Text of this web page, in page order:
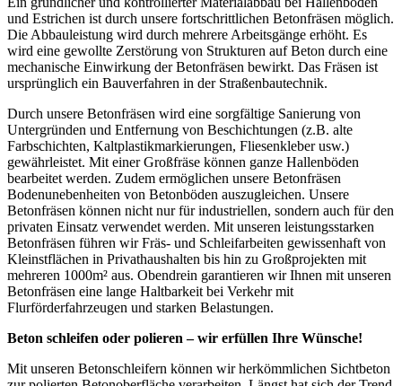
und Estrichen ist durch unsere fortschrittlichen Betonfräsen möglich.
Die Abbauleistung wird durch mehrere Arbeitsgänge erhöht. Es
wird eine gewollte Zerstörung von Strukturen auf Beton durch eine
mechanische Einwirkung der Betonfräsen bewirkt. Das Fräsen ist
ursprünglich ein Bauverfahren in der Straßenbautechnik.
Durch unsere Betonfräsen wird eine sorgfältige Sanierung von
Untergründen und Entfernung von Beschichtungen (z.B. alte
Farbschichten, Kaltplastikmarkierungen, Fliesenkleber usw.)
gewährleistet. Mit einer Großfräse können ganze Hallenböden
bearbeitet werden. Zudem ermöglichen unsere Betonfräsen
Bodenunebenheiten von Betonböden auszugleichen. Unsere
Betonfräsen können nicht nur für industriellen, sondern auch für den
privaten Einsatz verwendet werden. Mit unseren leistungsstarken
Betonfräsen führen wir Fräs- und Schleifarbeiten gewissenhaft von
Kleinstflächen in Privathaushalten bis hin zu Großprojekten mit
mehreren 1000m² aus. Obendrein garantieren wir Ihnen mit unseren
Betonfräsen eine lange Haltbarkeit bei Verkehr mit
Flurförderfahrzeugen und starken Belastungen.
Beton schleifen oder polieren – wir erfüllen Ihre Wünsche!
Mit unseren Betonschleifern können wir herkömmlichen Sichtbeton